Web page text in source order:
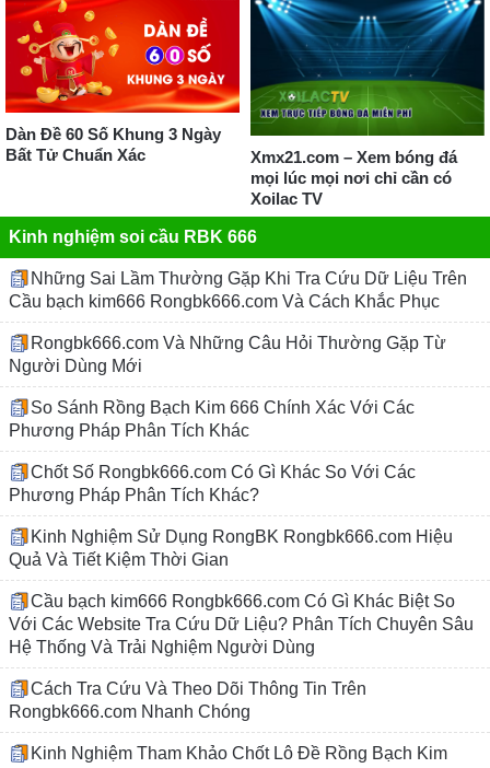
Dàn Đề 60 Số Khung 3 Ngày
Bất Tử Chuẩn Xác
Xmx21.com – Xem bóng đá
mọi lúc mọi nơi chỉ cần có
Xoilac TV
Kinh nghiệm soi cầu RBK 666
Những Sai Lầm Thường Gặp Khi Tra Cứu Dữ Liệu Trên
Cầu bạch kim666 Rongbk666.com Và Cách Khắc Phục
Rongbk666.com Và Những Câu Hỏi Thường Gặp Từ
Người Dùng Mới
So Sánh Rồng Bạch Kim 666 Chính Xác Với Các
Phương Pháp Phân Tích Khác
Chốt Số Rongbk666.com Có Gì Khác So Với Các
Phương Pháp Phân Tích Khác?
Kinh Nghiệm Sử Dụng RongBK Rongbk666.com Hiệu
Quả Và Tiết Kiệm Thời Gian
Cầu bạch kim666 Rongbk666.com Có Gì Khác Biệt So
Với Các Website Tra Cứu Dữ Liệu? Phân Tích Chuyên Sâu
Hệ Thống Và Trải Nghiệm Người Dùng
Cách Tra Cứu Và Theo Dõi Thông Tin Trên
Rongbk666.com Nhanh Chóng
Kinh Nghiệm Tham Khảo Chốt Lô Đề Rồng Bạch Kim